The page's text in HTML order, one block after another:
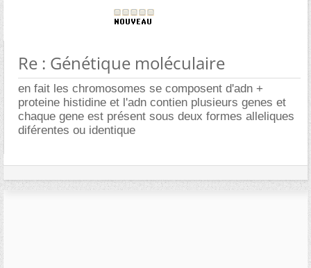
Re : Génétique moléculaire
en fait les chromosomes se composent d'adn +
proteine histidine et l'adn contien plusieurs genes et
chaque gene est présent sous deux formes alleliques
diférentes ou identique